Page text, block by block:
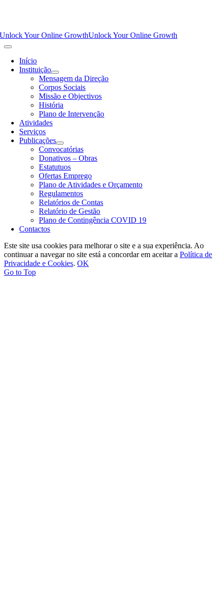
Unlock Your Online GrowthUnlock Your Online Growth
Início
Instituição
Mensagem da Direção
Corpos Sociais
Missão e Objectivos
História
Plano de Intervenção
Atividades
Serviços
Publicações
Convocatórias
Donativos – Obras
Estatutuos
Ofertas Emprego
Plano de Atividades e Orçamento
Regulamentos
Relatórios de Contas
Relatório de Gestão
Plano de Contingência COVID 19
Contactos
Este site usa cookies para melhorar o site e a sua experiência. Ao
continuar a navegar no site está a concordar em aceitar a Política de
Privacidade e Cookies. OK
Go to Top